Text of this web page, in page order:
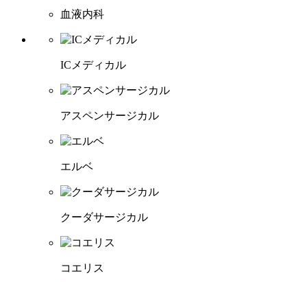
血液内科
ICメディカル
アスペンサージカル
エルベ
クーダサージカル
コエリス